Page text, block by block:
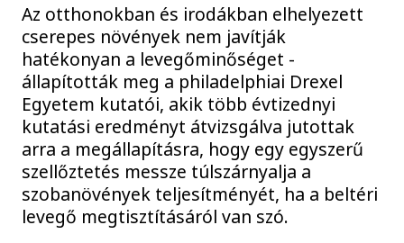
Az otthonokban és irodákban elhelyezett
cserepes növények nem javítják
hatékonyan a levegőminőséget -
állapították meg a philadelphiai Drexel
Egyetem kutatói, akik több évtizednyi
kutatási eredményt átvizsgálva jutottak
arra a megállapításra, hogy egy egyszerű
szellőztetés messze túlszárnyalja a
szobanövények teljesítményét, ha a beltéri
levegő megtisztításáról van szó.